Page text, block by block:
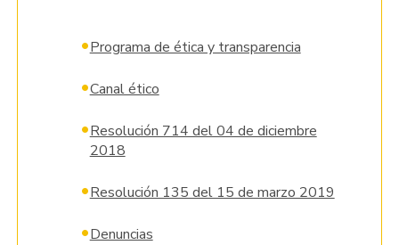
•Programa de ética y transparencia
•Canal ético
•Resolución 714 del 04 de diciembre
2018
•Resolución 135 del 15 de marzo 2019
•Denuncias